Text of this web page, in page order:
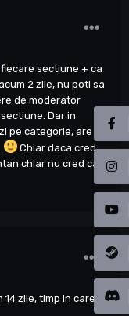
sectiune + ca
2 zile, nu poti sa
de moderator
Dar in
pe categorie, are
Chiar daca cred
chiar nu cred ca
zile, timp in care ti